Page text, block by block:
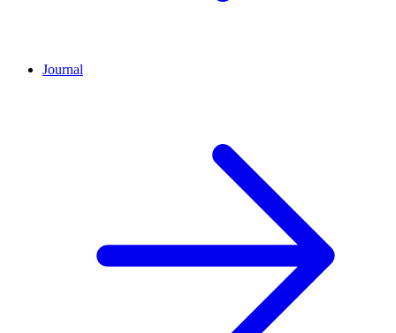
Journal